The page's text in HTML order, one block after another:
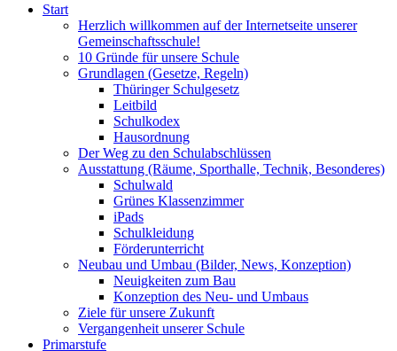
Start
Herzlich willkommen auf der Internetseite unserer
Gemeinschaftsschule!
10 Gründe für unsere Schule
Grundlagen (Gesetze, Regeln)
Thüringer Schulgesetz
Leitbild
Schulkodex
Hausordnung
Der Weg zu den Schulabschlüssen
Ausstattung (Räume, Sporthalle, Technik, Besonderes)
Schulwald
Grünes Klassenzimmer
iPads
Schulkleidung
Förderunterricht
Neubau und Umbau (Bilder, News, Konzeption)
Neuigkeiten zum Bau
Konzeption des Neu- und Umbaus
Ziele für unsere Zukunft
Vergangenheit unserer Schule
Primarstufe